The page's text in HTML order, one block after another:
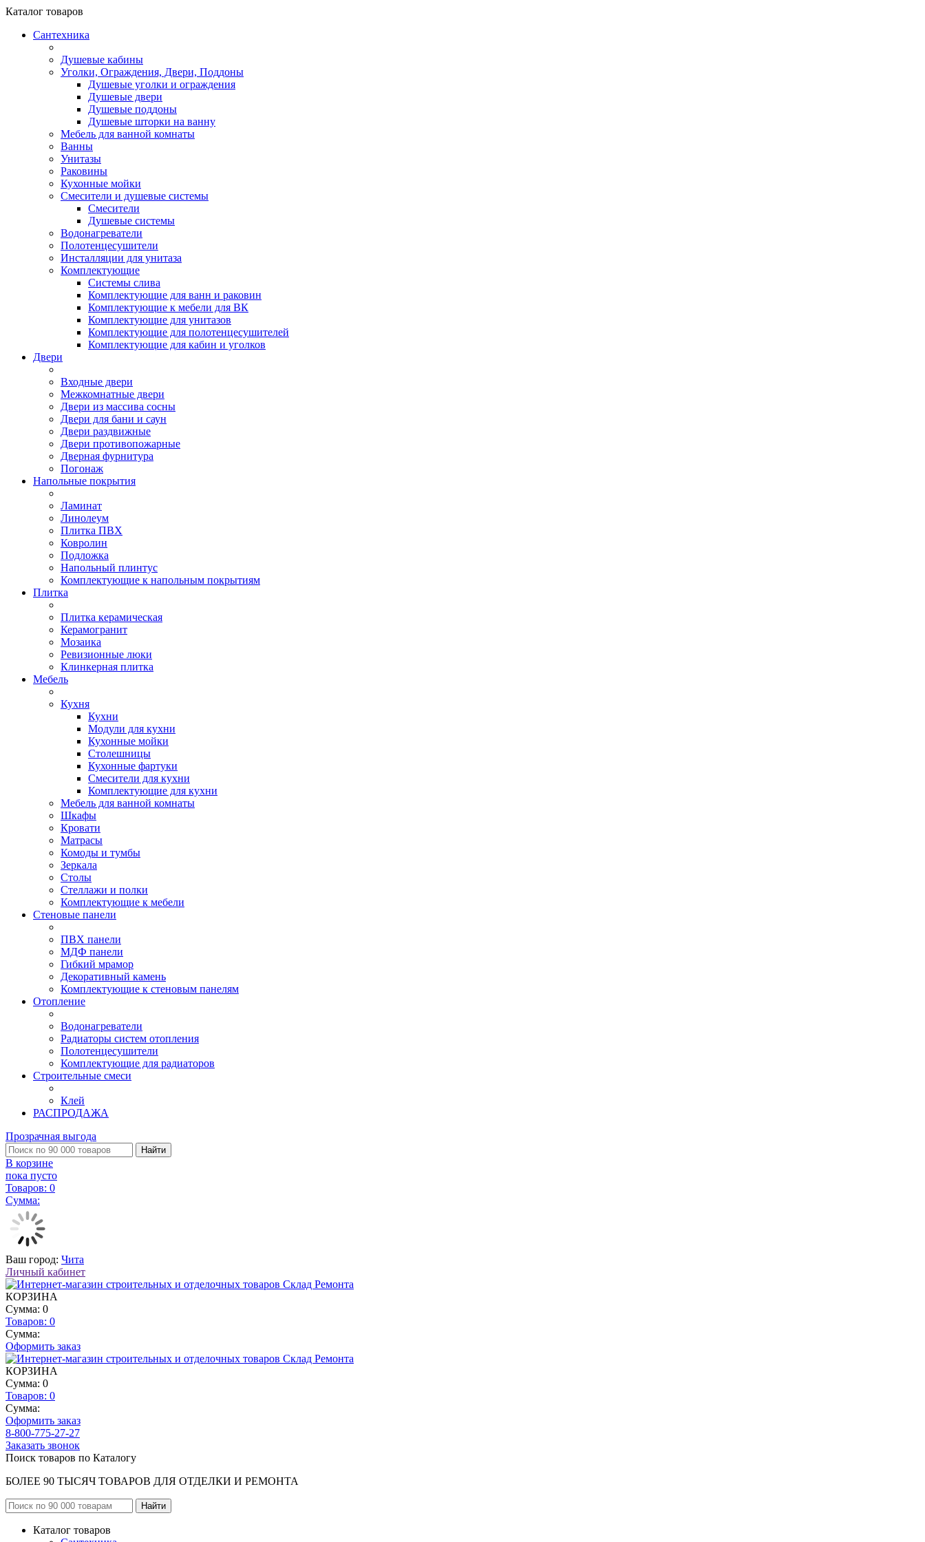
Каталог товаров
Сантехника
Душевые кабины
Уголки, Ограждения, Двери, Поддоны
Душевые уголки и ограждения
Душевые двери
Душевые поддоны
Душевые шторки на ванну
Мебель для ванной комнаты
Ванны
Унитазы
Раковины
Кухонные мойки
Смесители и душевые системы
Смесители
Душевые системы
Водонагреватели
Полотенцесушители
Инсталляции для унитаза
Комплектующие
Системы слива
Комплектующие для ванн и раковин
Комплектующие к мебели для ВК
Комплектующие для унитазов
Комплектующие для полотенцесушителей
Комплектующие для кабин и уголков
Двери
Входные двери
Межкомнатные двери
Двери из массива сосны
Двери для бани и саун
Двери раздвижные
Двери противопожарные
Дверная фурнитура
Погонаж
Напольные покрытия
Ламинат
Линолеум
Плитка ПВХ
Ковролин
Подложка
Напольный плинтус
Комплектующие к напольным покрытиям
Плитка
Плитка керамическая
Керамогранит
Мозаика
Ревизионные люки
Клинкерная плитка
Мебель
Кухня
Кухни
Модули для кухни
Кухонные мойки
Столешницы
Кухонные фартуки
Смесители для кухни
Комплектующие для кухни
Мебель для ванной комнаты
Шкафы
Кровати
Матрасы
Комоды и тумбы
Зеркала
Столы
Стеллажи и полки
Комплектующие к мебели
Стеновые панели
ПВХ панели
МДФ панели
Гибкий мрамор
Декоративный камень
Комплектующие к стеновым панелям
Отопление
Водонагреватели
Радиаторы систем отопления
Полотенцесушители
Комплектующие для радиаторов
Строительные смеси
Клей
РАСПРОДАЖА
Прозрачная выгода
Найти
В корзине
пока пусто
Товаров: 0
Сумма:
Ваш город: Чита
Личный кабинет
КОРЗИНА
Сумма: 0
Товаров: 0
Сумма:
Оформить заказ
КОРЗИНА
Сумма: 0
Товаров: 0
Сумма:
Оформить заказ
8-800-775-27-27
Заказать звонок
Поиск товаров по Каталогу
БОЛЕЕ 90 ТЫСЯЧ ТОВАРОВ ДЛЯ ОТДЕЛКИ И РЕМОНТА
Каталог товаров